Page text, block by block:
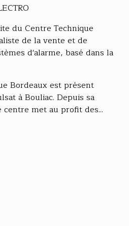
du Centre Technique
de la vente et de
d'alarme, basé dans la
Bordeaux est présent
à Bouliac. Depuis sa
centre met au profit des...